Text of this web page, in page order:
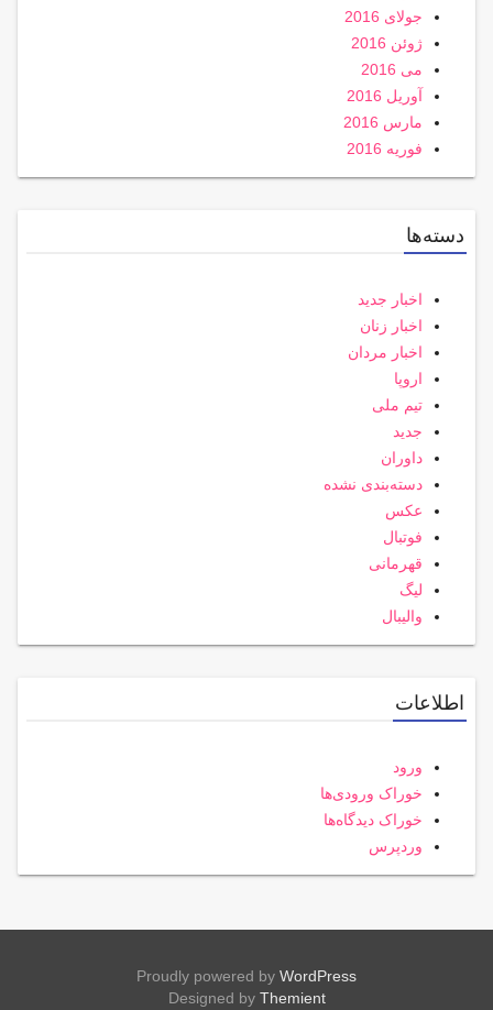
جولای 2016
ژوئن 2016
می 2016
آوریل 2016
مارس 2016
فوریه 2016
دسته‌ها
اخبار جدید
اخبار زنان
اخبار مردان
اروپا
تیم ملی
جدید
داوران
دسته‌بندی نشده
عکس
فوتبال
قهرمانی
لیگ
والیبال
اطلاعات
ورود
خوراک ورودی‌ها
خوراک دیدگاه‌ها
وردپرس
Proudly powered by WordPress
Designed by Themient